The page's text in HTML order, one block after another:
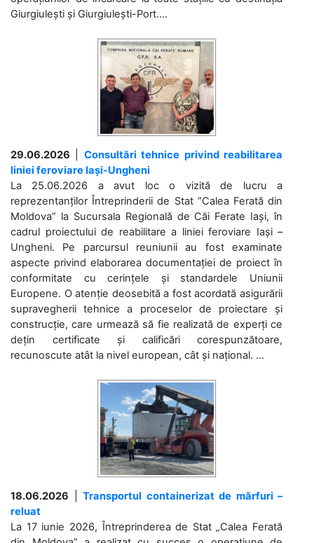
Giurgiulești și Giurgiulești-Port....
29.06.2026
Consultări tehnice privind reabilitarea
liniei feroviare Iași-Ungheni
La 25.06.2026 a avut loc o vizită de lucru a
reprezentanților Întreprinderii de Stat ”Calea Ferată din
Moldova” la Sucursala Regională de Căi Ferate Iași, în
cadrul proiectului de reabilitare a liniei feroviare Iași –
Ungheni. Pe parcursul reuniunii au fost examinate
aspecte privind elaborarea documentației de proiect în
conformitate cu cerințele și standardele Uniunii
Europene. O atenție deosebită a fost acordată asigurării
supravegherii tehnice a proceselor de proiectare și
construcție, care urmează să fie realizată de experți ce
dețin certificate și calificări corespunzătoare,
recunoscute atât la nivel european, cât și național. ...
18.06.2026
Transportul containerizat de mărfuri –
reluat
La 17 iunie 2026, Întreprinderea de Stat „Calea Ferată